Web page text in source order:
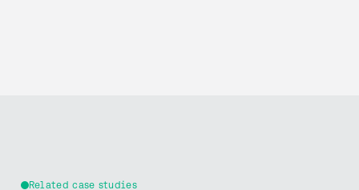
Related case studies